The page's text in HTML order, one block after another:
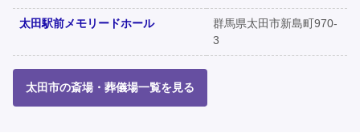
太田駅前メモリードホール
群馬県太田市新島町970-
3
太田市の斎場・葬儀場一覧を見る